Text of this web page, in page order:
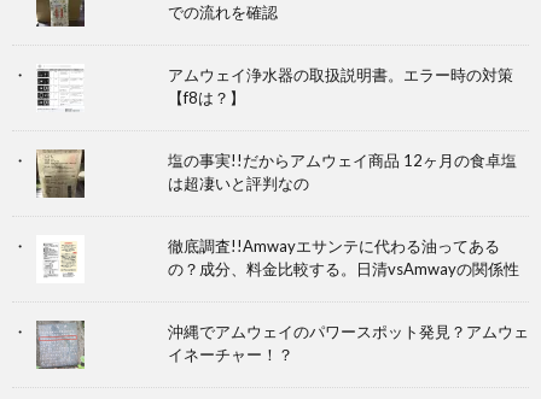
での流れを確認
アムウェイ浄水器の取扱説明書。エラー時の対策
【f8は？】
塩の事実!!だからアムウェイ商品 12ヶ月の食卓塩
は超凄いと評判なの
徹底調査!!Amwayエサンテに代わる油ってある
の？成分、料金比較する。日清vsAmwayの関係性
沖縄でアムウェイのパワースポット発見？アムウェ
イネーチャー！？